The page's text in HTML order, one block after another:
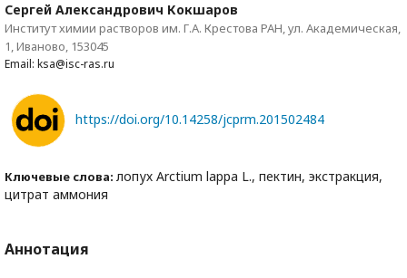
Сергей Александрович Кокшаров
Институт химии растворов им. Г.А. Крестова РАН, ул. Академическая,
1, Иваново, 153045
Email: ksa@isc-ras.ru
https://doi.org/10.14258/jcprm.201502484
Ключевые слова: лопух Arctium lappa L., пектин, экстракция,
цитрат аммония
Аннотация